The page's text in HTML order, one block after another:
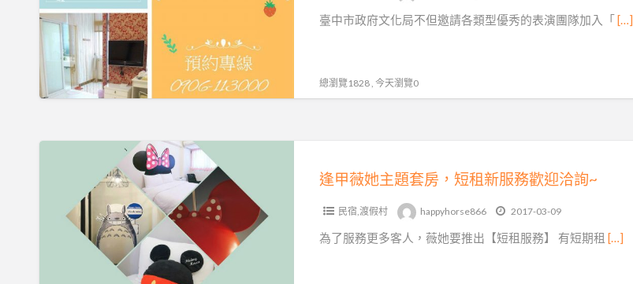
甲
小
姐
童
術
節-
BOOKING
甲
臺中市政府文化局不但邀請各類型優秀的表演團隊加入「[…]
總瀏覽1828 , 今天瀏覽0
逢甲薇她主題套房，短租新服務歡迎洽詢~
民宿,渡假村 happyhorse866 2017-03-09
為了服務更多客人，薇她要推出【短租服務】 有短期租 […]